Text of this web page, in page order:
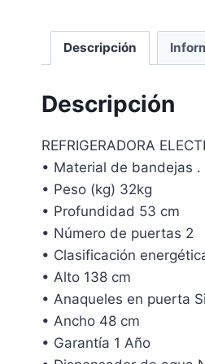
Descripción
Descripción
REFRIGERADORA
• Material de bandejas .
• Peso (kg) 32kg
• Profundidad 53 cm
• Número de puertas 2
• Clasificación
• Alto 138 cm
• Anaqueles en puerta Si
• Ancho 48 cm
• Garantía 1 Año